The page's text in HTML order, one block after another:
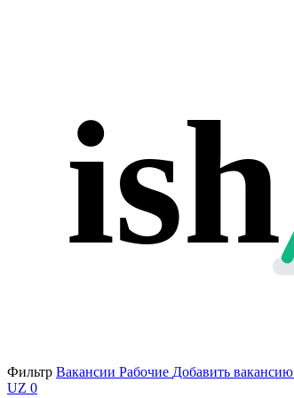
ish
Фильтр Вакансии Рабочие Добавить вакансию
UZ 0